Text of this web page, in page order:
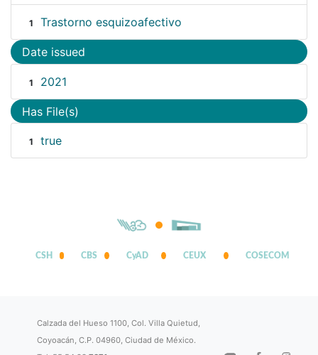
1 Trastorno esquizoafectivo
Date issued
1 2021
Has File(s)
1 true
CSH CBS CyAD CEUX COSECOM
Calzada del Hueso 1100, Col. Villa Quietud,
Coyoacán, C.P. 04960, Ciudad de México.